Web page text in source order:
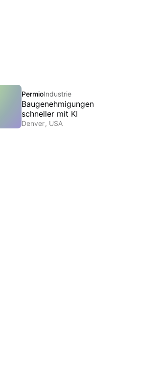
PermioIndustrie
Baugenehmigungen
schneller mit KI
Denver, USA